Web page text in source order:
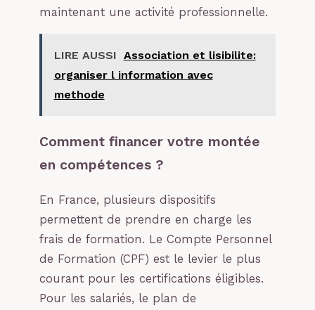
maintenant une activité professionnelle.
LIRE AUSSI Association et lisibilite:
organiser l information avec
methode
Comment financer votre montée
en compétences ?
En France, plusieurs dispositifs
permettent de prendre en charge les
frais de formation. Le Compte Personnel
de Formation (CPF) est le levier le plus
courant pour les certifications éligibles.
Pour les salariés, le plan de